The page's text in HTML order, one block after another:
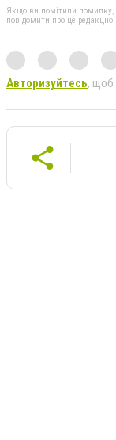
Якщо ви помітили помилку,
повідомити про це редакцію
Авторизуйтесь, щоб